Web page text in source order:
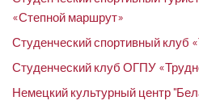
«Степной маршрут»
Студенческий спортивный клуб
Студенческий клуб ОГПУ
Немецкий культурный центр